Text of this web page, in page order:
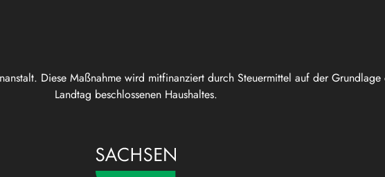
Diese Maßnahme wird mitfinanziert durch Steuermittel auf der Grundlage
Landtag beschlossenen Haushaltes.